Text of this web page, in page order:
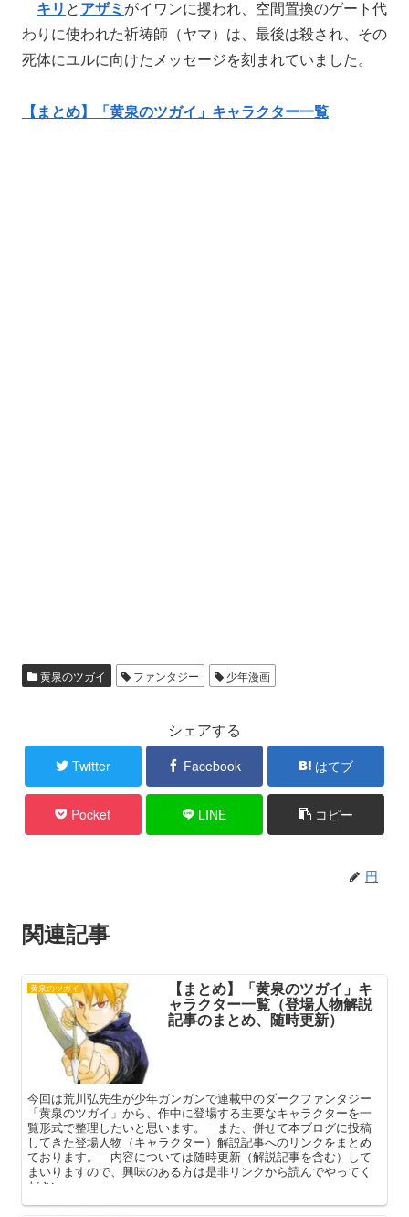
キリ とアザミ がイワンに攫われ、空間置換のゲート代
わりに使われた祈祷師（ヤマ）は、最後は殺され、その
死体にユルに向けたメッセージを刻まれていました。
【まとめ】「黄泉のツガイ」キャラクター一覧
黄泉のツガイ ファンタジー 少年漫画
シェアする
Twitter Facebook はてブ
Pocket LINE コピー
円
関連記事
黄泉のツガイ 【まとめ】「黄泉のツガイ」キ
ャラクター一覧（登場人物解説
記事のまとめ、随時更新）
今回は荒川弘先生が少年ガンガンで連載中のダークファンタジー
「黄泉のツガイ」から、作中に登場する主要なキャラクターを一
覧形式で整理したいと思います。 また、併せて本ブログに投稿
してきた登場人物（キャラクター）解説記事へのリンクをまとめ
ております。 内容については随時更新（解説記事を含む）して
まいりますので、興味のある方は是非リンクから読んでやってく
ださい。